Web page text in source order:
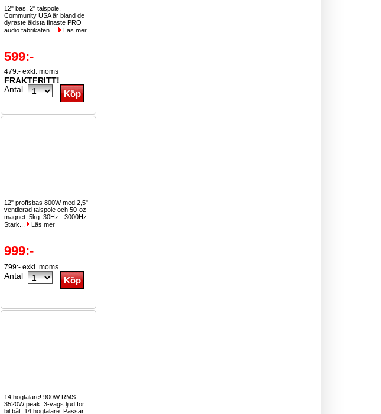
12" bas, 2" talspole.
Community USA är bland de
dyraste äldsta finaste PRO
audio fabrikaten ...
Läs mer
599:-
479:- exkl. moms
FRAKTFRITT!
Antal
12" proffsbas 800W med 2,5"
ventilerad talspole och 50-oz
magnet. 5kg. 30Hz - 3000Hz.
Stark...
Läs mer
999:-
799:- exkl. moms
Antal
14 högtalare! 900W RMS.
3520W peak. 3-vägs ljud för
bil båt. 14 högtalare. Passar